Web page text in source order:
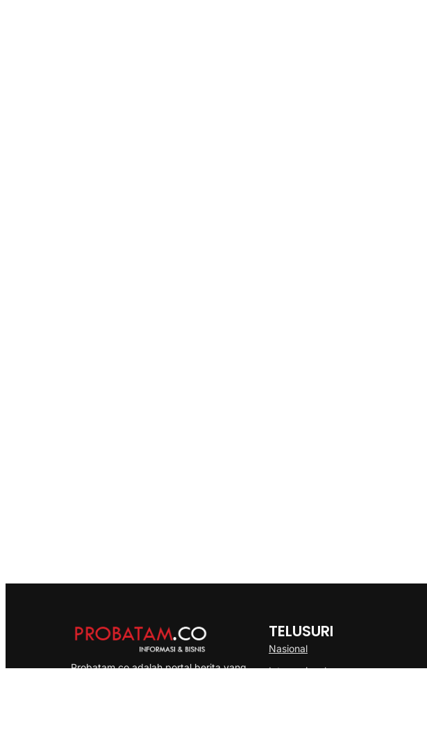
Probatam.co adalah portal berita yang
TELUSURI
Nasional
Internasional